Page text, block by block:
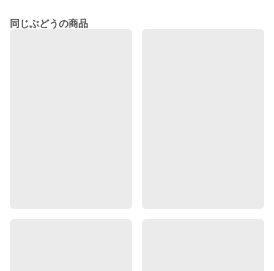
同じぶどうの商品